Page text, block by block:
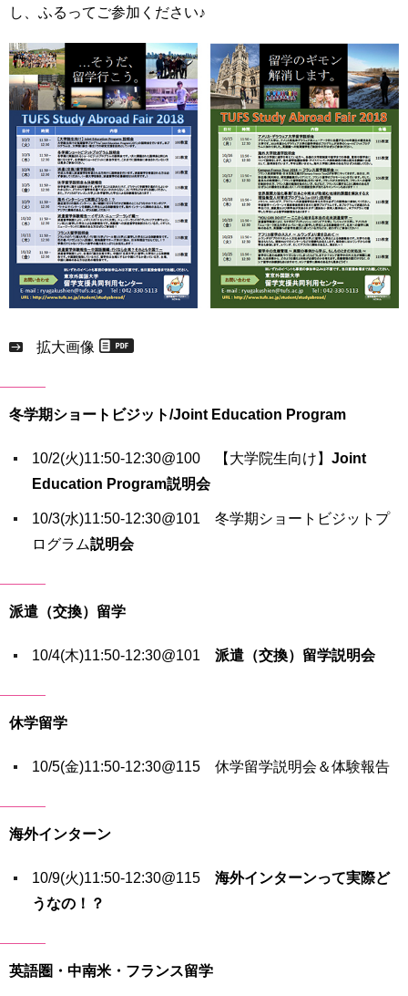
し、ふるってご参加ください♪
拡大画像
冬学期ショートビジット/Joint Education Program
10/2(火)11:50-12:30@100 【大学院生向け】 Joint
Education Program説明会
10/3(水)11:50-12:30@101 冬学期ショートビジットプ
ログラム説明会
派遣（交換）留学
10/4(木)11:50-12:30@101 派遣（交換）留学説明会
休学留学
10/5(金)11:50-12:30@115 休学留学説明会＆体験報告
海外インターン
10/9(火)11:50-12:30@115 海外インターンって実際ど
うなの！？
英語圏・中南米・フランス留学